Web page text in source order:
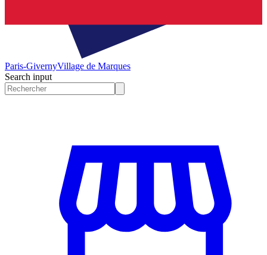
Paris-GivernyVillage de Marques
Search input